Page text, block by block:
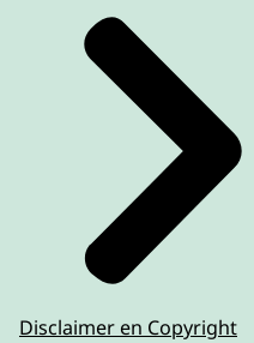
Disclaimer en Copyright